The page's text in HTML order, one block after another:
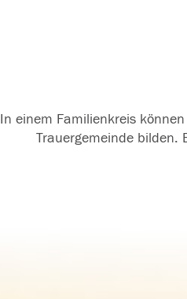
In einem Familienkreis
Trauergemeinde bilden.